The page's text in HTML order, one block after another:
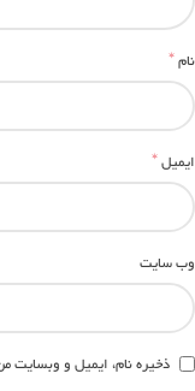
نام*
ایمیل*
وب‌ سایت
ذخیره نام، ایمیل و وبسایت